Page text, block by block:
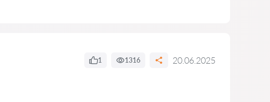
1 1316 20.06.2025